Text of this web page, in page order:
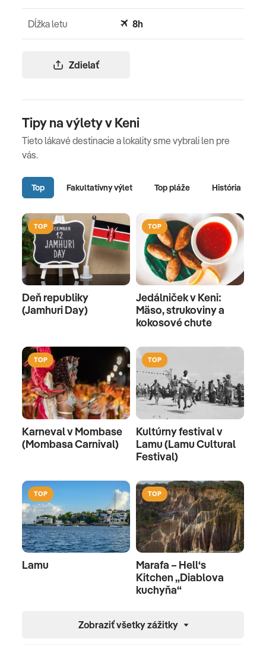
Zdielať
Dĺžka letu 8h
Tipy na výlety v Keni
Tieto lákavé destinacie a lokality sme vybrali len pre
vás.
Top Fakultatívny výlet Top pláže História
TOP
Deň republiky
(Jamhuri Day)
TOP
Jedálniček v Keni:
Mäso, strukoviny a
kokosové chute
TOP
Karneval v Mombase
(Mombasa Carnival)
TOP
Kultúrny festival v
Lamu (Lamu Cultural
Festival)
TOP
Lamu
TOP
Marafa – Hell‘s
Kitchen „Diablova
kuchyňa“
Zobraziť všetky zážitky